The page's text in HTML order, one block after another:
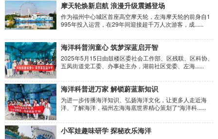
摩天轮焕新启航 浪漫升级震撼登场
作为福州中心城区首座高空摩天轮，左海摩天轮的前身自1
995年投入运营，在29年间迎接超千万人次游客，成......
海洋科普润童心 筑梦深蓝启开智
2025年5月15日由鼓楼区委社会工作部、区残联、区科协、
五凤街道党工委、办事处主办，湖前社区党委、左海......
海洋科普进万家 解锁蔚蓝新知识
为进一步传播海洋知识、弘扬海洋文化，让更多人走近海
洋、了解海洋，福州左海海底世界精心策划了“海洋科......
小军娃趣味研学 探秘欢乐海洋